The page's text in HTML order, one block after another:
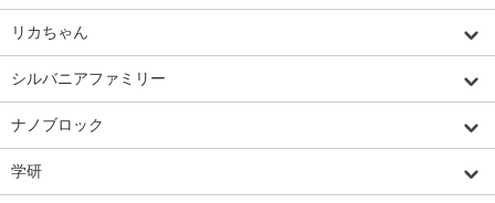
リカちゃん
シルバニアファミリー
ナノブロック
学研